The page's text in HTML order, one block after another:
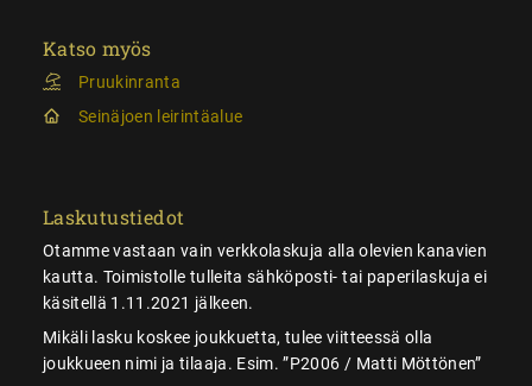
Katso myös
Pruukinranta
Seinäjoen leirintäalue
Laskutustiedot
Otamme vastaan vain verkkolaskuja alla olevien kanavien
kautta. Toimistolle tulleita sähköposti- tai paperilaskuja ei
käsitellä 1.11.2021 jälkeen.
Mikäli lasku koskee joukkuetta, tulee viitteessä olla
joukkueen nimi ja tilaaja. Esim. ”P2006 / Matti Möttönen”